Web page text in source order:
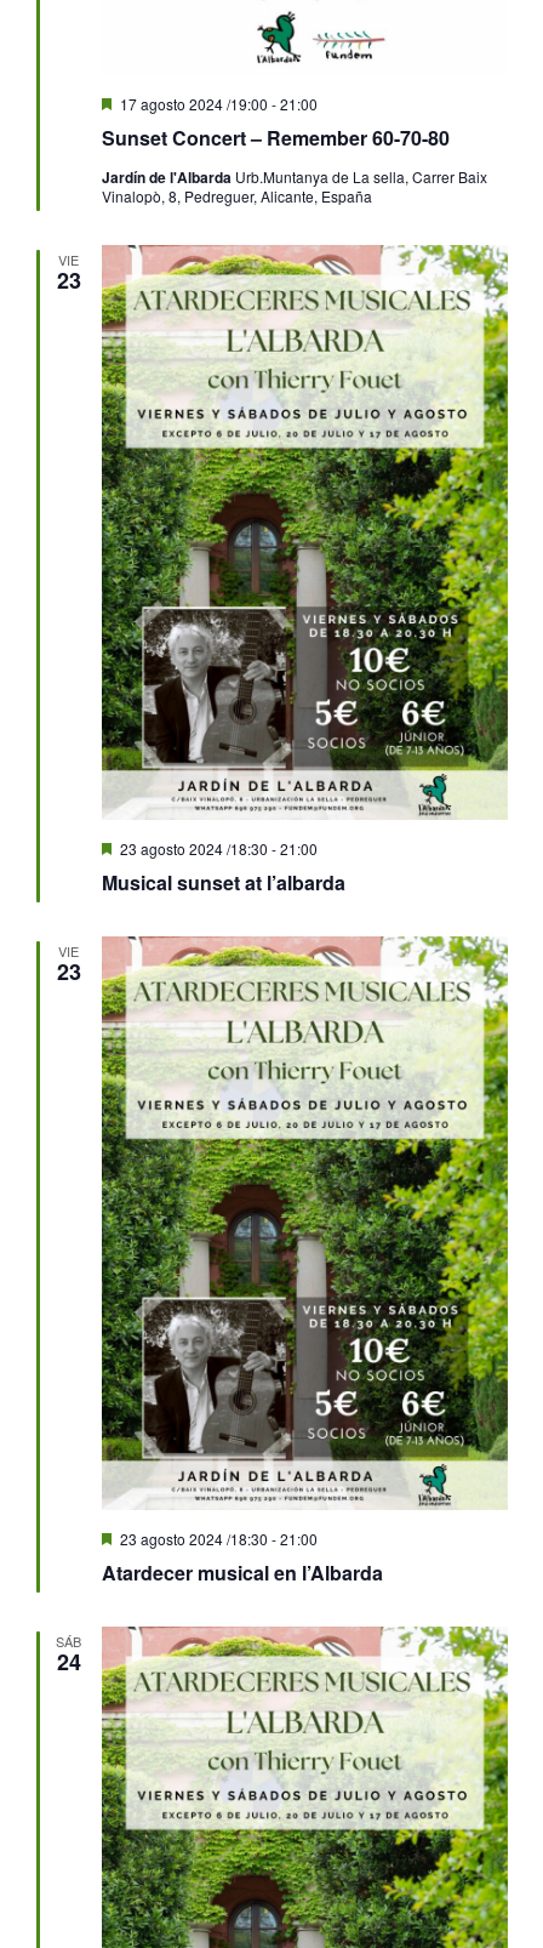
Sunset Concert – Remember 60-70-80
Destacado
17 agosto 2024 /19:00 -21:00
Jardín de l'Albarda Urb.Muntanya de La sella, Carrer Baix
Vinalopò, 8, Pedreguer, Alicante, España
VIE
23
Musical sunset at l’albarda
Destacado
23 agosto 2024 /18:30 -21:00
VIE
23
Atardecer musical en l’Albarda
Destacado
23 agosto 2024 /18:30 -21:00
SÁB
24